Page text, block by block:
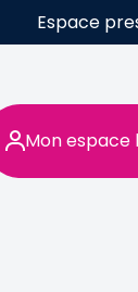
Espace
Mon